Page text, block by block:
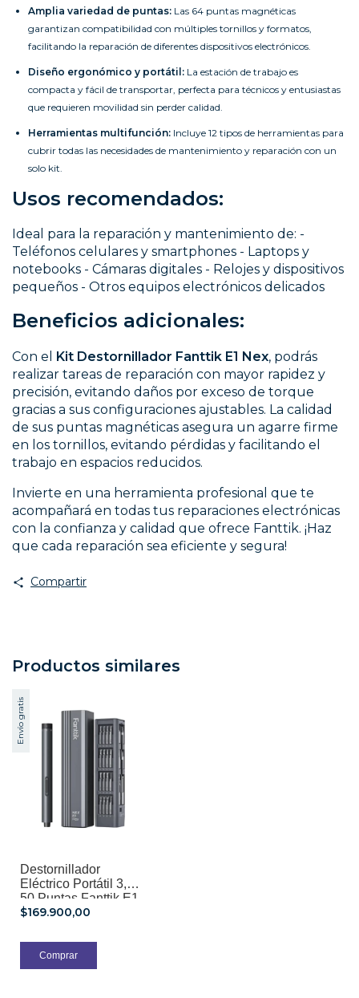
Amplia variedad de puntas: Las 64 puntas magnéticas
garantizan compatibilidad con múltiples tornillos y formatos,
facilitando la reparación de diferentes dispositivos electrónicos.
Diseño ergonómico y portátil: La estación de trabajo es
compacta y fácil de transportar, perfecta para técnicos y entusiastas
que requieren movilidad sin perder calidad.
Herramientas multifunción: Incluye 12 tipos de herramientas para
cubrir todas las necesidades de mantenimiento y reparación con un
solo kit.
Usos recomendados:
Ideal para la reparación y mantenimiento de: -
Teléfonos celulares y smartphones - Laptops y
notebooks - Cámaras digitales - Relojes y dispositivos
pequeños - Otros equipos electrónicos delicados
Beneficios adicionales:
Con el Kit Destornillador Fanttik E1 Nex, podrás
realizar tareas de reparación con mayor rapidez y
precisión, evitando daños por exceso de torque
gracias a sus configuraciones ajustables. La calidad
de sus puntas magnéticas asegura un agarre firme
en los tornillos, evitando pérdidas y facilitando el
trabajo en espacios reducidos.
Invierte en una herramienta profesional que te
acompañará en todas tus reparaciones electrónicas
con la confianza y calidad que ofrece Fanttik. ¡Haz
que cada reparación sea eficiente y segura!
Compartir
Productos similares
Envío gratis
Destornillador
Eléctrico Portátil 3,7 V
50 Puntas Fanttik E1
Max
$169.900,00